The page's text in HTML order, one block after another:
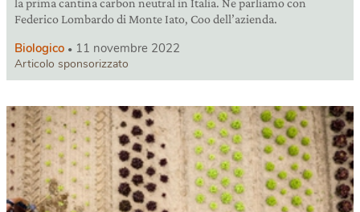
Federico Lombardo di Monte Iato, Coo dell’azienda.
Biologico 11 novembre 2022
Articolo sponsorizzato